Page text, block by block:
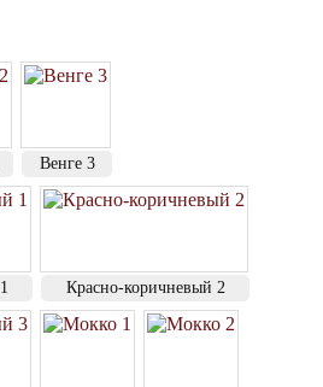
Венге 3
Красно-коричневый 2